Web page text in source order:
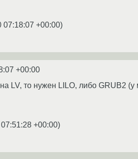
07:18:07 +00:00)
+00:00
на LV, то нужен LILO, либо GRUB2 (у
+00:00)